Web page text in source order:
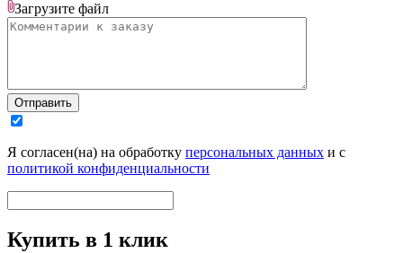
Загрузите файл
Отправить
Я согласен(на) на обработку персональных данных и с
политикой конфиденциальности
Купить в 1 клик